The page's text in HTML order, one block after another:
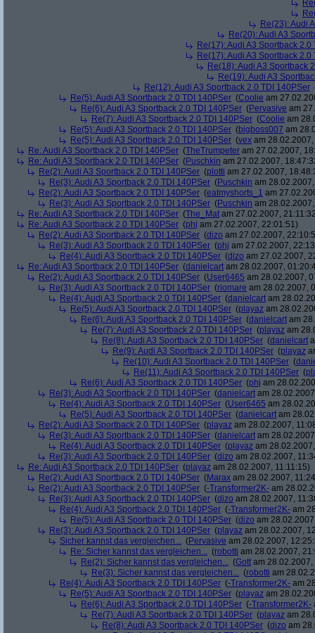
Re(23): Audi
Re(20): Audi A3
Re(17): Audi A3 Sportback 2.0
Re(17): Audi A3 Sportback 2.0
Re(18): Audi A3 Sportback
Re(19): Audi A3
Re(12): Audi A3 Sportback 2.0 TDI 140PSer
Re(5): Audi A3 Sportback 2.0 TDI 140PSer (Coolie am
Re(6): Audi A3 Sportback 2.0 TDI 140PSer (Pervasive am
Re(7): Audi A3 Sportback 2.0 TDI 140PSer (Coolie am
Re(5): Audi A3 Sportback 2.0 TDI 140PSer (bigboss007 am
Re(5): Audi A3 Sportback 2.0 TDI 140PSer (vex am
Re: Audi A3 Sportback 2.0 TDI 140PSer (TheTrumpeter am 27.02.2007,
Re: Audi A3 Sportback 2.0 TDI 140PSer (Puschkin am 27.02.2007,
Re(2): Audi A3 Sportback 2.0 TDI 140PSer (plotti am 27.02.2007,
Re(3): Audi A3 Sportback 2.0 TDI 140PSer (Puschkin am
Re(2): Audi A3 Sportback 2.0 TDI 140PSer (eatmyshorts_1 am
Re(3): Audi A3 Sportback 2.0 TDI 140PSer (Puschkin am
Re: Audi A3 Sportback 2.0 TDI 140PSer (The_Mat am 27.02.2007,
Re: Audi A3 Sportback 2.0 TDI 140PSer (phj am 27.02.2007, 22:01:51)
Re(2): Audi A3 Sportback 2.0 TDI 140PSer (dizo am 27.02.2007,
Re(3): Audi A3 Sportback 2.0 TDI 140PSer (phj am 27.02.2007,
Re(4): Audi A3 Sportback 2.0 TDI 140PSer (dizo am 27.02.2007,
Re: Audi A3 Sportback 2.0 TDI 140PSer (danielcart am 28.02.2007,
Re(2): Audi A3 Sportback 2.0 TDI 140PSer (User6465 am 28.02.2007,
Re(3): Audi A3 Sportback 2.0 TDI 140PSer (riomare am 28.02.2007,
Re(4): Audi A3 Sportback 2.0 TDI 140PSer (danielcart am
Re(5): Audi A3 Sportback 2.0 TDI 140PSer (playaz am
Re(6): Audi A3 Sportback 2.0 TDI 140PSer (danielcart am
Re(7): Audi A3 Sportback 2.0 TDI 140PSer (playaz am
Re(8): Audi A3 Sportback 2.0 TDI 140PSer (danielcart
Re(9): Audi A3 Sportback 2.0 TDI 140PSer (playaz
Re(10): Audi A3 Sportback 2.0 TDI 140PSer (
Re(11): Audi A3 Sportback 2.0 TDI 140PSer (
Re(6): Audi A3 Sportback 2.0 TDI 140PSer (phj am
Re(3): Audi A3 Sportback 2.0 TDI 140PSer (danielcart am
Re(4): Audi A3 Sportback 2.0 TDI 140PSer (User6465 am
Re(5): Audi A3 Sportback 2.0 TDI 140PSer (danielcart am
Re(2): Audi A3 Sportback 2.0 TDI 140PSer (playaz am 28.02.2007,
Re(3): Audi A3 Sportback 2.0 TDI 140PSer (danielcart am
Re(4): Audi A3 Sportback 2.0 TDI 140PSer (playaz am
Re(3): Audi A3 Sportback 2.0 TDI 140PSer (dizo am 28.02.2007,
Re: Audi A3 Sportback 2.0 TDI 140PSer (playaz am 28.02.2007, 11:11:15)
Re(2): Audi A3 Sportback 2.0 TDI 140PSer (Marax am 28.02.2007,
Re(2): Audi A3 Sportback 2.0 TDI 140PSer (-Transformer2K- am
Re(3): Audi A3 Sportback 2.0 TDI 140PSer (dizo am 28.02.2007,
Re(4): Audi A3 Sportback 2.0 TDI 140PSer (-Transformer2K- am
Re(5): Audi A3 Sportback 2.0 TDI 140PSer (dizo am
Re(3): Audi A3 Sportback 2.0 TDI 140PSer (playaz am 28.02.2007,
Sicher kannst das vergleichen... (Pervasive am 28.02.2007,
Re: Sicher kannst das vergleichen... (robotti am 28.02.2007,
Re(2): Sicher kannst das vergleichen... (Gott am
Re(3): Sicher kannst das vergleichen... (robotti am
Re(4): Audi A3 Sportback 2.0 TDI 140PSer (-Transformer2K- am
Re(5): Audi A3 Sportback 2.0 TDI 140PSer (playaz am
Re(6): Audi A3 Sportback 2.0 TDI 140PSer (-Transformer2K-
Re(7): Audi A3 Sportback 2.0 TDI 140PSer (playaz am
Re(8): Audi A3 Sportback 2.0 TDI 140PSer (dizo am